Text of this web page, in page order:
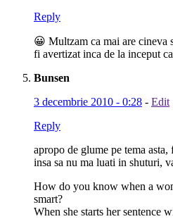
Reply
😀 Multzam ca mai are cineva
fi avertizat inca de la inceput
Bunsen
3 decembrie 2010 - 0:28 - Edit
Reply
apropo de glume pe tema asta,
insa sa nu ma luati in shuturi,
How do you know when a
smart?
When she starts her sentence